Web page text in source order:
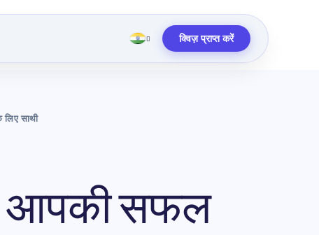
क्विज़ प्राप्त करें
साथी
: आपकी सफल